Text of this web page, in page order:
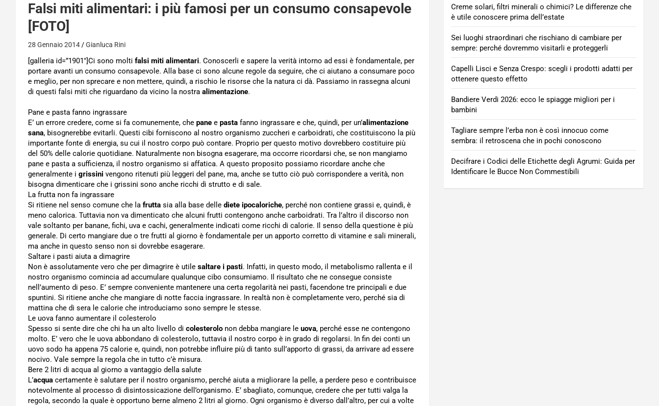
Falsi miti alimentari: i più famosi per un consumo consapevole
[FOTO]
28 Gennaio 2014 Gianluca Rini
[galleria id=”1901″]Ci sono molti falsi miti alimentari. Conoscerli e sapere la verità intorno ad essi è fondamentale, per
portare avanti un consumo consapevole. Alla base ci sono alcune regole da seguire, che ci aiutano a consumare poco
e meglio, per non sprecare e non mettere, quindi, a rischio le risorse che la natura ci dà. Passiamo in rassegna alcuni
di questi falsi miti che riguardano da vicino la nostra alimentazione.
Pane e pasta fanno ingrassare
E’ un errore credere, come si fa comunemente, che pane e pasta fanno ingrassare e che, quindi, per un’alimentazione
sana, bisognerebbe evitarli. Questi cibi forniscono al nostro organismo zuccheri e carboidrati, che costituiscono la più
importante fonte di energia, su cui il nostro corpo può contare. Proprio per questo motivo dovrebbero costituire più
del 50% delle calorie quotidiane. Naturalmente non bisogna esagerare, ma occorre ricordarsi che, se non mangiamo
pane e pasta a sufficienza, il nostro organismo si affatica. A questo proposito possiamo ricordare anche che
generalmente i grissini vengono ritenuti più leggeri del pane, ma, anche se tutto ciò può corrispondere a verità, non
bisogna dimenticare che i grissini sono anche ricchi di strutto e di sale.
La frutta non fa ingrassare
Si ritiene nel senso comune che la frutta sia alla base delle diete ipocaloriche, perché non contiene grassi e, quindi, è
meno calorica. Tuttavia non va dimenticato che alcuni frutti contengono anche carboidrati. Tra l’altro il discorso non
vale soltanto per banane, fichi, uva e cachi, generalmente indicati come ricchi di calorie. Il senso della questione è più
generale. Di certo mangiare due o tre frutti al giorno è fondamentale per un apporto corretto di vitamine e sali minerali,
ma anche in questo senso non si dovrebbe esagerare.
Saltare i pasti aiuta a dimagrire
Non è assolutamente vero che per dimagrire è utile saltare i pasti. Infatti, in questo modo, il metabolismo rallenta e il
nostro organismo comincia ad accumulare qualunque cibo consumiamo. Il risultato che ne consegue consiste
nell’aumento di peso. E’ sempre conveniente mantenere una certa regolarità nei pasti, facendone tre principali e due
spuntini. Si ritiene anche che mangiare di notte faccia ingrassare. In realtà non è completamente vero, perché sia di
mattina che di sera le calorie che introduciamo sono sempre le stesse.
Le uova fanno aumentare il colesterolo
Spesso si sente dire che chi ha un alto livello di colesterolo non debba mangiare le uova, perché esse ne contengono
molto. E’ vero che le uova abbondano di colesterolo, tuttavia il nostro corpo è in grado di regolarsi. In fin dei conti un
uovo sodo ha appena 75 calorie e, quindi, non potrebbe influire più di tanto sull’apporto di grassi, da arrivare ad essere
nocivo. Vale sempre la regola che in tutto c’è misura.
Bere 2 litri di acqua al giorno a vantaggio della salute
L’acqua certamente è salutare per il nostro organismo, perché aiuta a migliorare la pelle, a perdere peso e contribuisce
notevolmente al processo di disintossicazione dell’organismo. E’ sbagliato, comunque, credere che per tutti valga la
regola, secondo la quale è opportuno berne almeno 2 litri al giorno. Ogni organismo è diverso dall’altro, per cui a volte
Creme solari, filtri minerali o chimici? Le differenze che
è utile conoscere prima dell’estate
Sei luoghi straordinari che rischiano di cambiare per
sempre: perché dovremmo visitarli e proteggerli
Capelli Lisci e Senza Crespo: scegli i prodotti adatti per
ottenere questo effetto
Bandiere Verdi 2026: ecco le spiagge migliori per i
bambini
Tagliare sempre l’erba non è così innocuo come
sembra: il retroscena che in pochi conoscono
Decifrare i Codici delle Etichette degli Agrumi: Guida per
Identificare le Bucce Non Commestibili